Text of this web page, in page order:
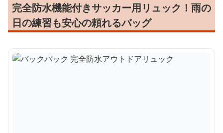
完全防水機能付きサッカー用リュック！雨の
日の練習も安心の頼れるバッグ